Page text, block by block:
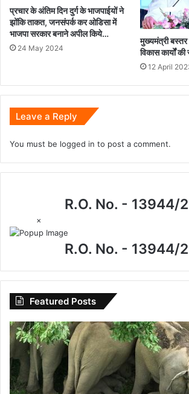
प्रचार के अंतिम दिन दुर्ग के भाजपाईयों ने
झोंकि ताकत, जनसंपर्क कर ओडिसा में
भाजपा सरकार बनाने अपील किये…
24 May 2024
मुख्यमंत्री
विकास कार्यों
12 April
Leave a Reply
You must be logged in to post a comment.
R.O. No. - 13944/
×
R.O. No. - 13944/
Featured Posts
विशेष
लेख
उदंती-
सीतानदी
में